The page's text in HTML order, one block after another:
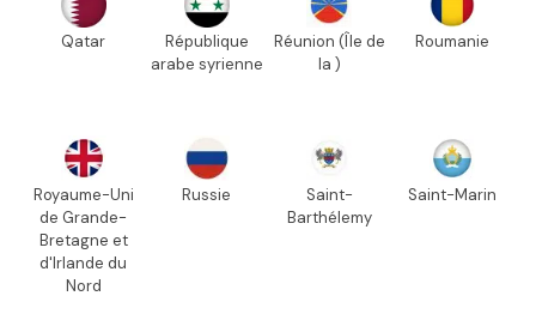
Qatar
République
arabe syrienne
Réunion (Île de
la )
Roumanie
Royaume-Uni
de Grande-
Bretagne et
d'Irlande du
Nord
Russie
Saint-
Barthélemy
Saint-Marin